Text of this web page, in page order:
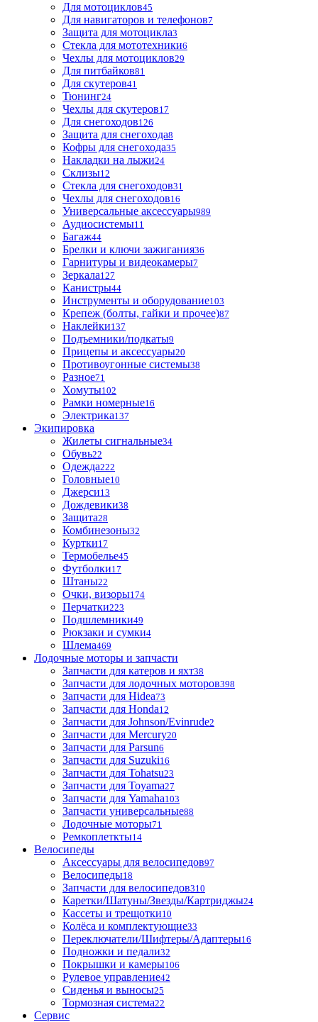
Для мотоциклов45
Для навигаторов и телефонов7
Защита для мотоцикла3
Стекла для мототехники6
Чехлы для мотоциклов29
Для питбайков81
Для скутеров41
Тюнинг24
Чехлы для скутеров17
Для снегоходов126
Защита для снегохода8
Кофры для снегохода35
Накладки на лыжи24
Склизы12
Стекла для снегоходов31
Чехлы для снегоходов16
Универсальные аксессуары989
Аудиосистемы11
Багаж44
Брелки и ключи зажигания36
Гарнитуры и видеокамеры7
Зеркала127
Канистры44
Инструменты и оборудование103
Крепеж (болты, гайки и прочее)87
Наклейки137
Подъемники/подкаты9
Прицепы и аксессуары20
Противоугонные системы38
Разное71
Хомуты102
Рамки номерные16
Электрика137
Экипировка
Жилеты сигнальные34
Обувь22
Одежда222
Головные10
Джерси13
Дождевики38
Защита28
Комбинезоны32
Куртки17
Термобелье45
Футболки17
Штаны22
Очки, визоры174
Перчатки223
Подшлемники49
Рюкзаки и сумки4
Шлема469
Лодочные моторы и запчасти
Запчасти для катеров и яхт38
Запчасти для лодочных моторов398
Запчасти для Hidea73
Запчасти для Honda12
Запчасти для Johnson/Evinrude2
Запчасти для Mercury20
Запчасти для Parsun6
Запчасти для Suzuki16
Запчасти для Tohatsu23
Запчасти для Toyama27
Запчасти для Yamaha103
Запчасти универсальные88
Лодочные моторы71
Ремкоплеткты14
Велосипеды
Аксессуары для велосипедов97
Велосипеды18
Запчасти для велосипедов310
Каретки/Шатуны/Звезды/Картриджы24
Кассеты и трещотки10
Колёса и комплектующие33
Переключатели/Шифтеры/Адаптеры16
Подножки и педали32
Покрышки и камеры106
Рулевое управление42
Сиденья и выносы25
Тормозная система22
Сервис